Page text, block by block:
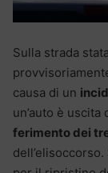
Sulla strada
causa di un
un’auto è
ferimento dei